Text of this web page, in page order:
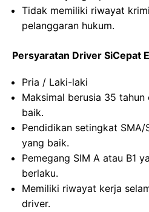
Tidak memiliki riwayat
pelanggaran hukum.
Persyaratan Driver SiCepat
Pria / Laki-laki
Maksimal berusia 35
baik.
Pendidikan setingkat
yang baik.
Pemegang SIM A atau B1
berlaku.
Memiliki riwayat kerja
driver.